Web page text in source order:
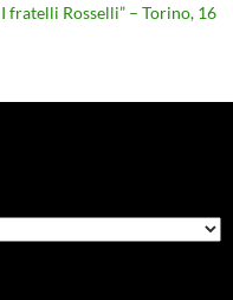
fratelli Rosselli” – Torino, 16